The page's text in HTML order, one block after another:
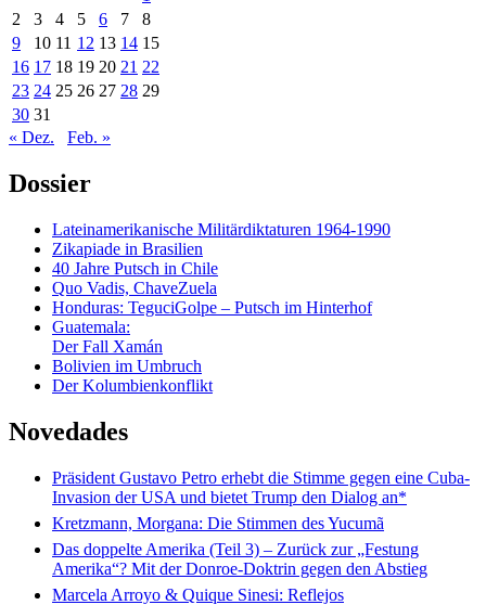
2
3 4 5 6 7
8
9
10 11 12 13 14 15
16 17 18 19 20 21 22
23 24 25 26 27 28 29
30 31
« Dez.
Feb. »
Dossier
Lateinamerikanische Militärdiktaturen 1964-1990
Zikapiade in Brasilien
40 Jahre Putsch in Chile
Quo Vadis, ChaveZuela
Honduras: TeguciGolpe – Putsch im Hinterhof
Guatemala:
Der Fall Xamán
Bolivien im Umbruch
Der Kolumbienkonflikt
Novedades
Präsident Gustavo Petro erhebt die Stimme gegen eine Cuba-
Invasion der USA und bietet Trump den Dialog an*
Kretzmann, Morgana: Die Stimmen des Yucumã
Das doppelte Amerika (Teil 3) – Zurück zur „Festung
Amerika“? Mit der Donroe-Doktrin gegen den Abstieg
Marcela Arroyo & Quique Sinesi: Reflejos